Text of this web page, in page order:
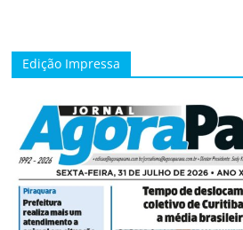
Edição Impressa